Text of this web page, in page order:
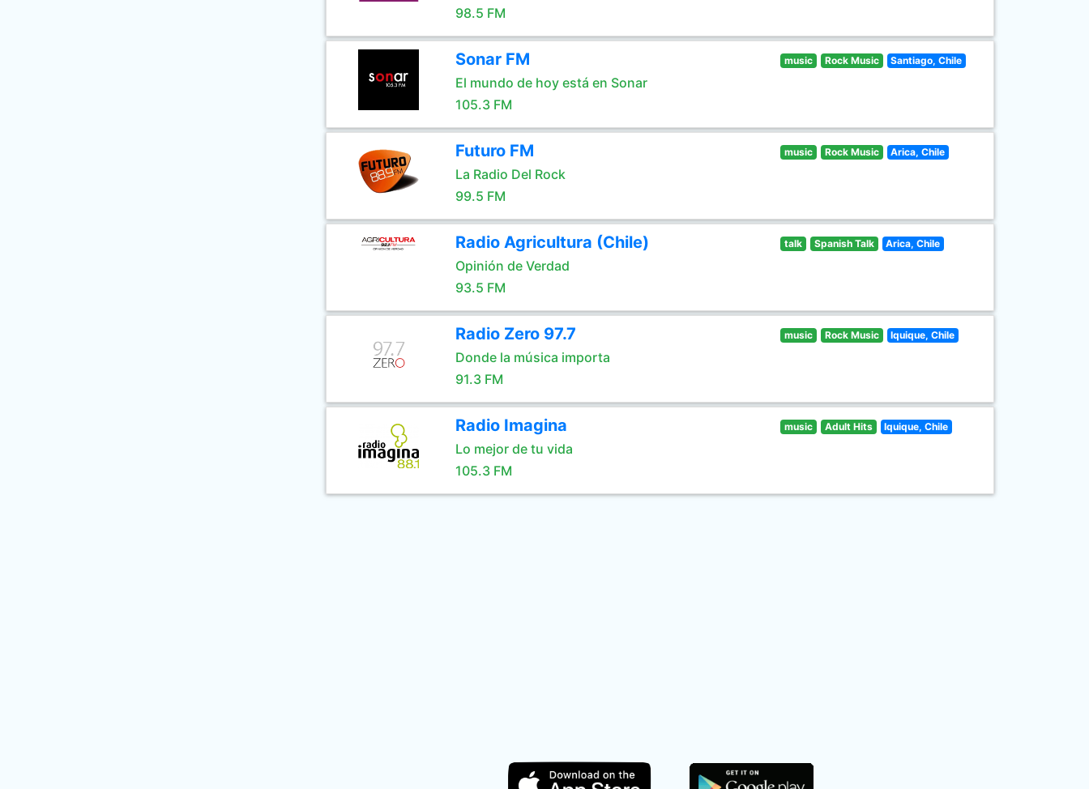
98.5 FM
Sonar FM
El mundo de hoy está en Sonar
105.3 FM
music Rock Music Santiago, Chile
Futuro FM
La Radio Del Rock
99.5 FM
music Rock Music Arica, Chile
Radio Agricultura (Chile)
Opinión de Verdad
93.5 FM
talk Spanish Talk Arica, Chile
Radio Zero 97.7
Donde la música importa
91.3 FM
music Rock Music Iquique, Chile
Radio Imagina
Lo mejor de tu vida
105.3 FM
music Adult Hits Iquique, Chile